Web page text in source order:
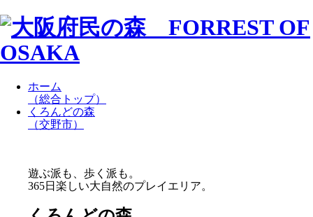
ホーム
（総合トップ）
くろんどの森
（交野市）
遊ぶ派も、歩く派も。
365日楽しい大自然のプレイエリア。